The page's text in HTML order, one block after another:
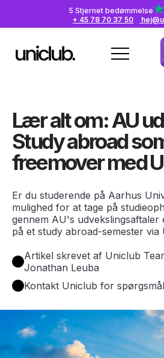
5 Stjernet bedømmelse
+ 45 78 70 37 50
Lær alt om: AU
Study abroad
freemover med
Er du studerende på Aarhus
mulighed for at tage på
gennem AU's
på et study abroad-semester via
Artikel skrevet af Uniclub
Jonathan Leuba
Kontakt Uniclub for spørgsmål